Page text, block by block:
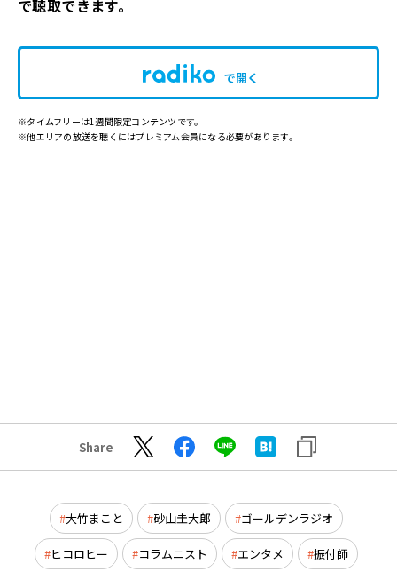
で聴取できます。
で開く
※タイムフリーは1週間限定コンテンツです。
※他エリアの放送を聴くにはプレミアム会員になる必要があります。
Share
大竹まこと 砂山圭大郎 ゴールデンラジオ
ヒコロヒー コラムニスト エンタメ 振付師